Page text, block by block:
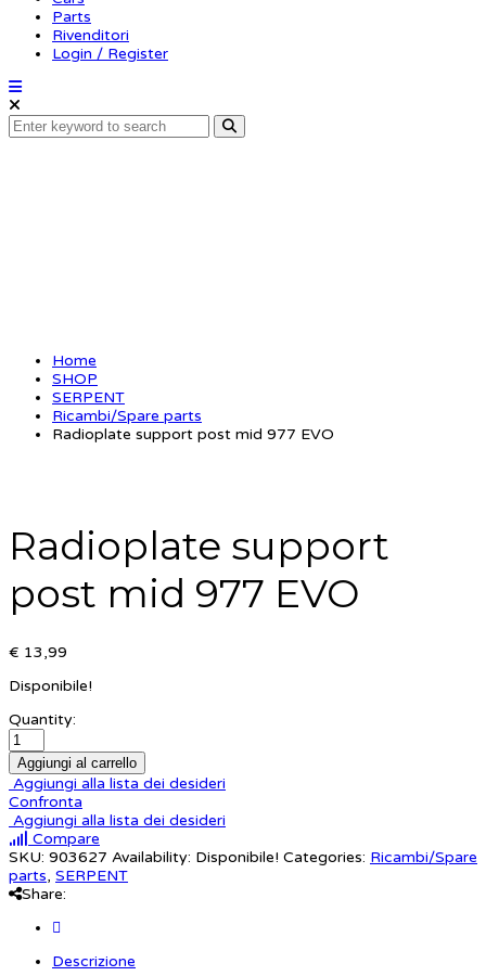
Parts
Rivenditori
Login / Register
Home
SHOP
SERPENT
Ricambi/Spare parts
Radioplate support post mid 977 EVO
Radioplate support
post mid 977 EVO
€ 13,99
Disponibile!
Quantity:
Aggiungi al carrello
Aggiungi alla lista dei desideri
Confronta
Aggiungi alla lista dei desideri
Compare
SKU: 903627 Availability: Disponibile! Categories: Ricambi/Spare
parts, SERPENT
Share:
Descrizione